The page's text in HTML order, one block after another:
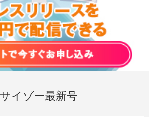
サイゾー最新号